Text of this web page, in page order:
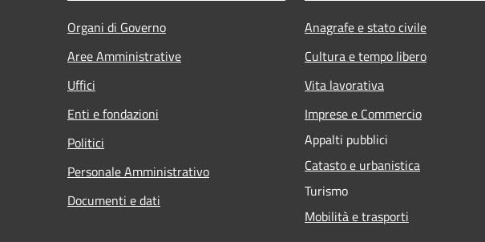
Organi di Governo
Aree Amministrative
Uffici
Enti e fondazioni
Politici
Personale Amministrativo
Documenti e dati
Anagrafe e stato civile
Cultura e tempo libero
Vita lavorativa
Imprese e Commercio
Appalti pubblici
Catasto e urbanistica
Turismo
Mobilità e trasporti